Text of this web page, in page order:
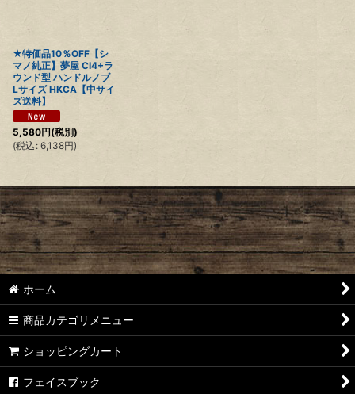
★特価品10％OFF【シ
マノ純正】夢屋 CI4+ラ
ウンド型 ハンドルノブ
Lサイズ HKCA【中サイ
ズ送料】
5,580円(税別)
(税込 : 6,138円)
ホーム
商品カテゴリメニュー
ショッピングカート
フェイスブック